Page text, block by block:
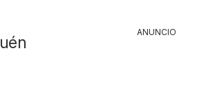
ANUNCIO